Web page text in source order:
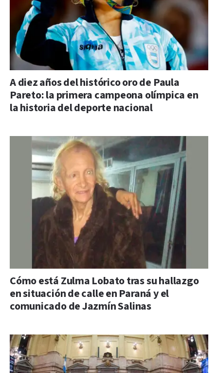
A diez años del histórico oro de Paula
Pareto: la primera campeona olímpica en
la historia del deporte nacional
Cómo está Zulma Lobato tras su hallazgo
en situación de calle en Paraná y el
comunicado de Jazmín Salinas